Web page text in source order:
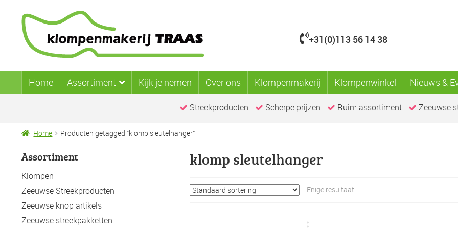
+31(0)113 56 14 38
Ga
door
naar
navigatie
Ga
naar
de
inhoud
Home Assortiment Kijk je nemen Over ons Klompenmakerij Klompenwinkel Nieuws &
Streekproducten Scherpe prijzen Ruim assortiment Zeeuwse
Home Producten getagged “klomp sleutelhanger”
klomp sleutelhanger
Enige resultaat
Assortiment
Klompen
Zeeuwse Streekproducten
Zeeuwse knop artikels
Zeeuwse streekpakketten